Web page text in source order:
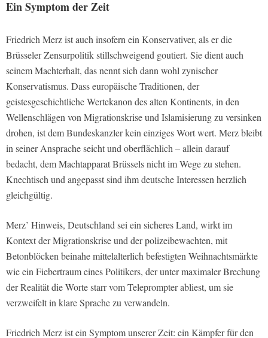
Ein Symptom der Zeit
Friedrich Merz ist auch insofern ein Konservativer, als er die
Brüsseler Zensurpolitik stillschweigend goutiert. Sie dient auch
seinem Machterhalt, das nennt sich dann wohl zynischer
Konservatismus. Dass europäische Traditionen, der
geistesgeschichtliche Wertekanon des alten Kontinents, in den
Wellenschlägen von Migrationskrise und Islamisierung zu versinken
drohen, ist dem Bundeskanzler kein einziges Wort wert. Merz bleibt
in seiner Ansprache seicht und oberflächlich – allein darauf
bedacht, dem Machtapparat Brüssels nicht im Wege zu stehen.
Knechtisch und angepasst sind ihm deutsche Interessen herzlich
gleichgültig.
Merz’ Hinweis, Deutschland sei ein sicheres Land, wirkt im
Kontext der Migrationskrise und der polizeibewachten, mit
Betonblöcken beinahe mittelalterlich befestigten Weihnachtsmärkte
wie ein Fiebertraum eines Politikers, der unter maximaler Brechung
der Realität die Worte starr vom Teleprompter abliest, um sie
verzweifelt in klare Sprache zu verwandeln.
Friedrich Merz ist ein Symptom unserer Zeit: ein Kämpfer für den